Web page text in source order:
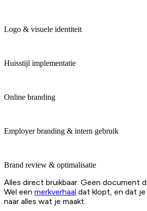
Logo & visuele identiteit
Huisstijl implementatie
Online branding
Employer branding & intern gebruik
Brand review & optimalisatie
Alles direct bruikbaar. Geen document
Wel een merkverhaal dat klopt, en dat
naar alles wat je maakt.